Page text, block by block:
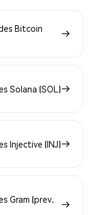
Bitcoin
Solana (SOL)
Injective (INJ)
Gram (prev.